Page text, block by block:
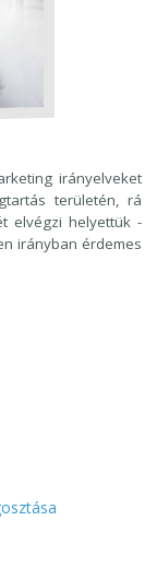
irányelveket
területén, rá
elvégzi helyettük -
irányban érdemes